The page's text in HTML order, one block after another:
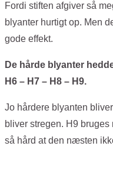
Fordi stiften afgiver så
blyanter hurtigt op. Men
gode effekt.
De hårde blyanter
H6 – H7 – H8 – H9.
Jo hårdere blyanten
bliver stregen. H9
så hård at den næsten